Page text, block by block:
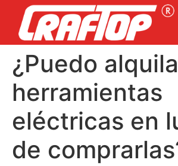
¿Puedo
herramientas
eléctricas en
de